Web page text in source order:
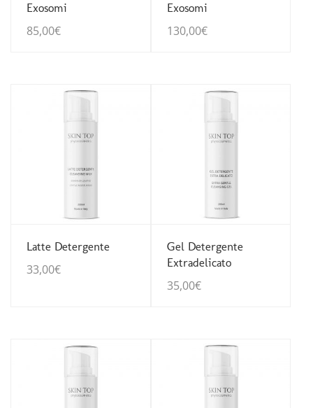
Exosomi
85,00€
Exosomi
130,00€
Guarda Dettagli
Latte Detergente
33,00€
Guarda Dettagli
Gel Detergente
Extradelicato
35,00€